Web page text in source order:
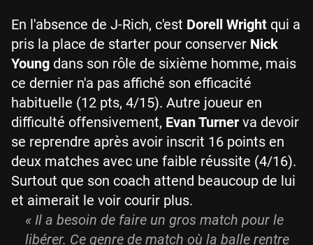
En l'absence de J-Rich, c'est Dorell Wright qui a
pris la place de starter pour conserver Nick
Young dans son rôle de sixième homme, mais
ce dernier n'a pas affiché son efficacité
habituelle (12 pts, 4/15). Autre joueur en
difficulté offensivement, Evan Turner va devoir
se reprendre après avoir inscrit 16 points en
deux matches avec une faible réussite (4/16).
Surtout que son coach attend beaucoup de lui
et aimerait le voir courir plus.
« Il a besoin de faire un gros match pour le
libérer. Ce genre de match où la balle rentre